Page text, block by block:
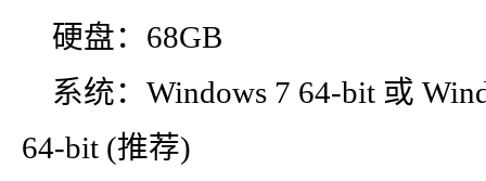
硬盘：68GB
系统：Windows 7 64-bit 或
64-bit (推荐)